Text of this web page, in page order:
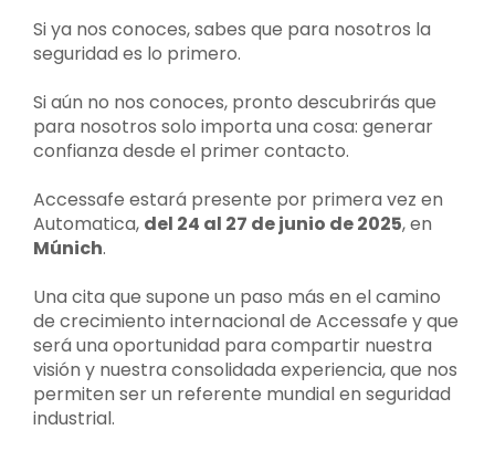
Si ya nos conoces, sabes que para nosotros la
seguridad es lo primero.
Si aún no nos conoces, pronto descubrirás que
para nosotros solo importa una cosa: generar
confianza desde el primer contacto.
Accessafe estará presente por primera vez en
Automatica, del 24 al 27 de junio de 2025, en
Múnich.
Una cita que supone un paso más en el camino
de crecimiento internacional de Accessafe y que
será una oportunidad para compartir nuestra
visión y nuestra consolidada experiencia, que nos
permiten ser un referente mundial en seguridad
industrial.